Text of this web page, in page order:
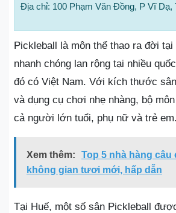
Địa chỉ: 100 Phạm Văn Đồng, P Vĩ Dạ,
Pickleball là môn thể thao ra đời tại
nhanh chóng lan rộng tại nhiều
đó có Việt Nam. Với kích thước
và dụng cụ chơi nhẹ nhàng, bộ
cả người lớn tuổi, phụ nữ và trẻ em.
Xem thêm:
Top 5 nhà hàng câu
không gian tươi mới, hấp dẫn
Tại Huế, một số sân Pickleball